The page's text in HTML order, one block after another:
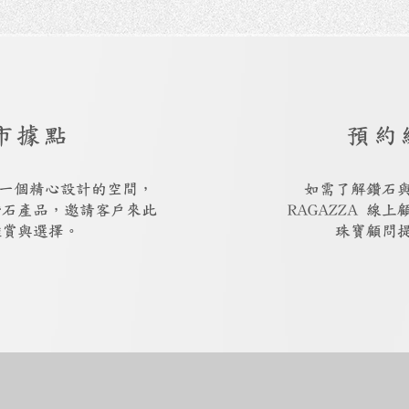
據點
個精心設計的空間，
產品，邀請客戶來此
與選擇。
預約
如需了解鑽石
RAGAZZA 線上
珠寶顧問